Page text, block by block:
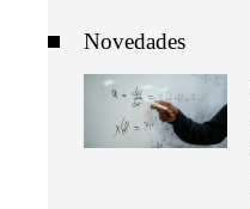
Novedades